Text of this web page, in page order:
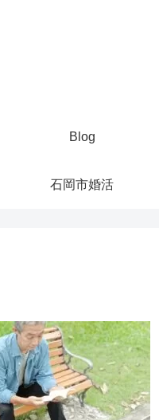
Blog
石岡市婚活